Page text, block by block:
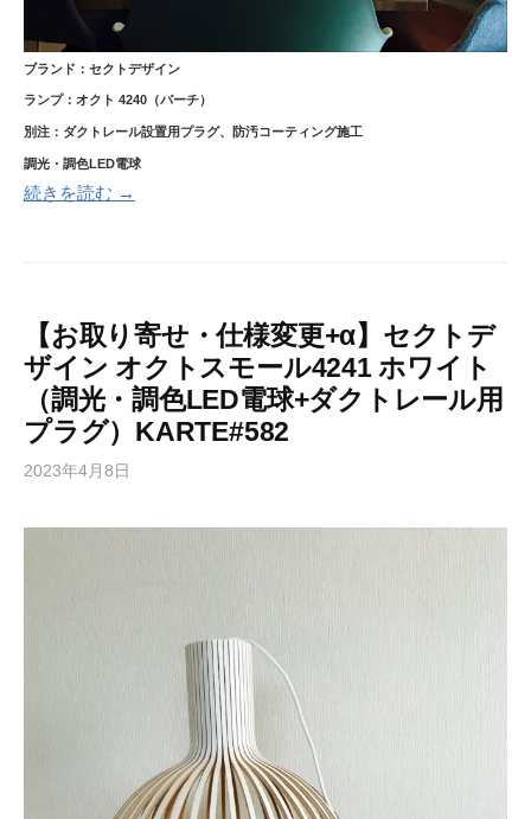
ブランド：セクトデザイン
ランプ：オクト 4240（バーチ）
別注：ダクトレール設置用プラグ、防汚コーティング施工
調光・調色LED電球
続きを読む →
【お取り寄せ・仕様変更+α】セクトデ
ザイン オクトスモール4241 ホワイト
（調光・調色LED電球+ダクトレール用
プラグ）KARTE#582
2023年4月8日